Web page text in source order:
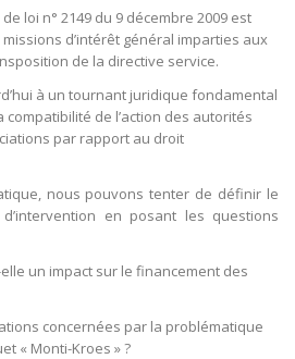
loi n° 2149 du 9 décembre 2009 est
d’intérêt général imparties aux
de la directive service.
à un tournant juridique fondamental
de l’action des autorités
par rapport au droit
nous pouvons tenter de définir le
en posant les questions
un impact sur le financement des
concernées par la problématique
« Monti-Kroes » ?